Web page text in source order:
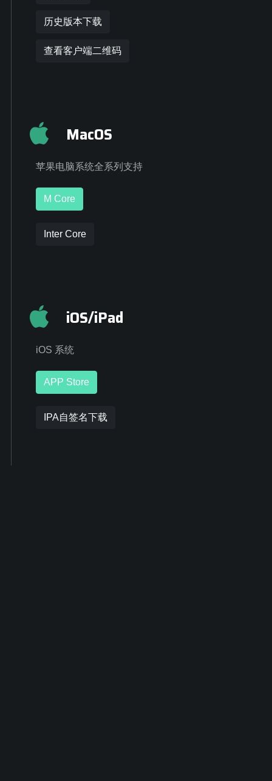
历史版本下载
查看客户端二维码
MacOS
苹果电脑系统全系列支持
M Core
Inter Core
iOS/iPad
iOS 系统
APP Store
IPA自签名下载